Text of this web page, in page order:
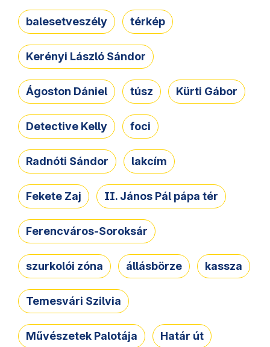
balesetveszély térkép
Kerényi László Sándor
Ágoston Dániel túsz Kürti Gábor
Detective Kelly foci
Radnóti Sándor lakcím
Fekete Zaj II. János Pál pápa tér
Ferencváros-Soroksár
szurkolói zóna állásbörze kassza
Temesvári Szilvia
Művészetek Palotája Határ út